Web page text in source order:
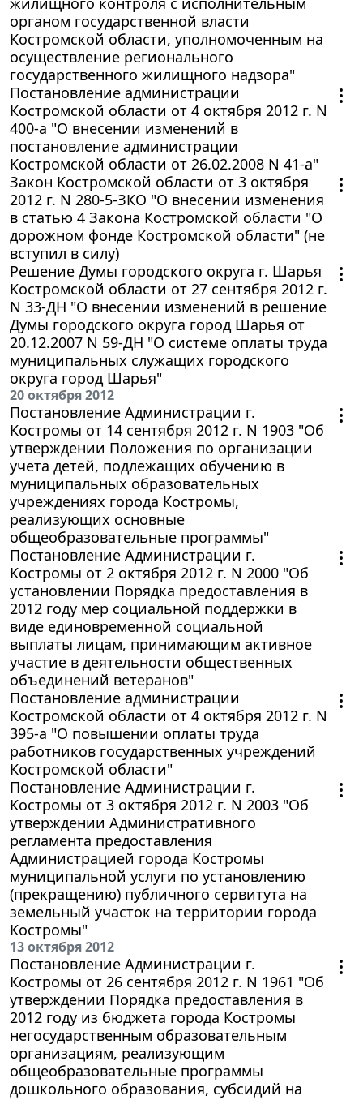
органом государственной власти
Костромской области, уполномоченным на
осуществление регионального
государственного жилищного надзора"
Постановление администрации
Костромской области от 4 октября 2012 г. N
400-а "О внесении изменений в
постановление администрации
Костромской области от 26.02.2008 N 41-а"
Закон Костромской области от 3 октября
2012 г. N 280-5-ЗКО "О внесении изменения
в статью 4 Закона Костромской области "О
дорожном фонде Костромской области" (не
вступил в силу)
Решение Думы городского округа г. Шарья
Костромской области от 27 сентября 2012 г.
N 33-ДН "О внесении изменений в решение
Думы городского округа город Шарья от
20.12.2007 N 59-ДН "О системе оплаты труда
муниципальных служащих городского
округа город Шарья"
20 октября 2012
Постановление Администрации г.
Костромы от 14 сентября 2012 г. N 1903 "Об
утверждении Положения по организации
учета детей, подлежащих обучению в
муниципальных образовательных
учреждениях города Костромы,
реализующих основные
общеобразовательные программы"
Постановление Администрации г.
Костромы от 2 октября 2012 г. N 2000 "Об
установлении Порядка предоставления в
2012 году мер социальной поддержки в
виде единовременной социальной
выплаты лицам, принимающим активное
участие в деятельности общественных
объединений ветеранов"
Постановление администрации
Костромской области от 4 октября 2012 г. N
395-а "О повышении оплаты труда
работников государственных учреждений
Костромской области"
Постановление Администрации г.
Костромы от 3 октября 2012 г. N 2003 "Об
утверждении Административного
регламента предоставления
Администрацией города Костромы
муниципальной услуги по установлению
(прекращению) публичного сервитута на
земельный участок на территории города
Костромы"
13 октября 2012
Постановление Администрации г.
Костромы от 26 сентября 2012 г. N 1961 "Об
утверждении Порядка предоставления в
2012 году из бюджета города Костромы
негосударственным образовательным
организациям, реализующим
общеобразовательные программы
дошкольного образования, субсидий на